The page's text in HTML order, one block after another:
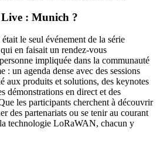
: Munich ?
le seul événement de la série
en faisait un rendez-vous
impliquée dans la communauté
un agenda dense avec des sessions
aux produits et solutions, des keynotes
démonstrations en direct et des
les participants cherchent à découvrir
des partenariats ou se tenir au courant
technologie LoRaWAN, chacun y